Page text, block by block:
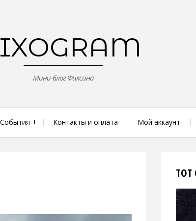
Мини-блог Фиксина
События Контакты и оплата Мой аккаунт